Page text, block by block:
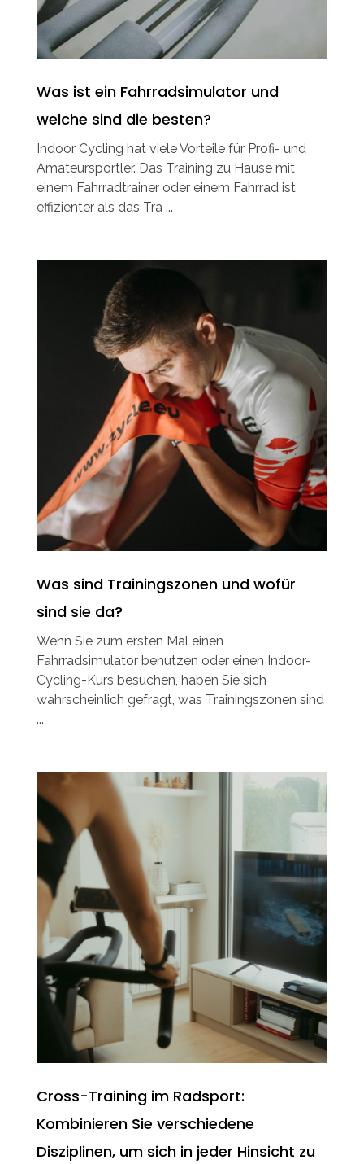
Was ist ein Fahrradsimulator und
welche sind die besten?
Indoor Cycling hat viele Vorteile für Profi- und
Amateursportler. Das Training zu Hause mit
einem Fahrradtrainer oder einem Fahrrad ist
effizienter als das Tra ...
Was sind Trainingszonen und wofür
sind sie da?
Wenn Sie zum ersten Mal einen
Fahrradsimulator benutzen oder einen Indoor-
Cycling-Kurs besuchen, haben Sie sich
wahrscheinlich gefragt, was Trainingszonen sind
...
Cross-Training im Radsport:
Kombinieren Sie verschiedene
Disziplinen, um sich in jeder Hinsicht zu